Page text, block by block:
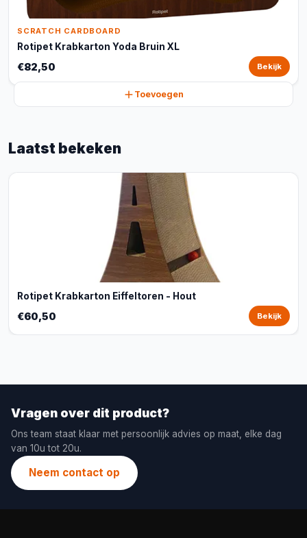
SCRATCH CARDBOARD
Rotipet Krabkarton Yoda Bruin XL
€82,50 Bekijk
Toevoegen
Laatst bekeken
Rotipet Krabkarton Eiffeltoren - Hout
€60,50 Bekijk
Vragen over dit product?
Ons team staat klaar met persoonlijk advies op maat, elke dag
van 10u tot 20u.
Neem contact op